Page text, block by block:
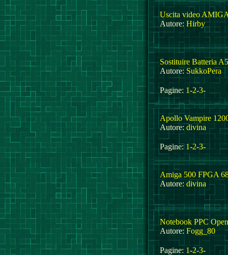
Uscita video
Autore: Hirby
Sostituire Batteria
Autore: SukkoPera
Pagine: 1-2-3-
Apollo Vampire
Autore: divina
Pagine:1-2-3-
Amiga 500 FPGA
Autore: divina
Notebook PPC Open
Autore: Fogg_80
Pagine: 1-2-3-